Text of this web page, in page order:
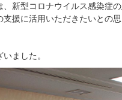
、新型コロナウイルス感染症
援に活用いただきたいとの
ました。